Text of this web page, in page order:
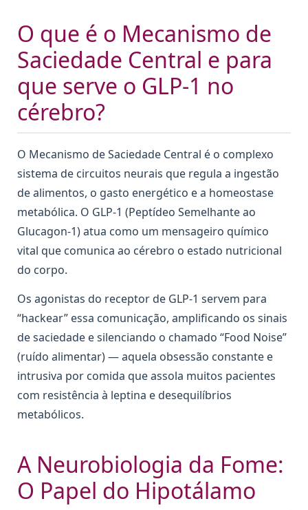
O que é o Mecanismo de
Saciedade Central e para
que serve o GLP-1 no
cérebro?
O Mecanismo de Saciedade Central é o complexo
sistema de circuitos neurais que regula a ingestão
de alimentos, o gasto energético e a homeostase
metabólica. O GLP-1 (Peptídeo Semelhante ao
Glucagon-1) atua como um mensageiro químico
vital que comunica ao cérebro o estado nutricional
do corpo.
Os agonistas do receptor de GLP-1 servem para
“hackear” essa comunicação, amplificando os sinais
de saciedade e silenciando o chamado “Food Noise”
(ruído alimentar) — aquela obsessão constante e
intrusiva por comida que assola muitos pacientes
com resistência à leptina e desequilíbrios
metabólicos.
A Neurobiologia da Fome:
O Papel do Hipotálamo